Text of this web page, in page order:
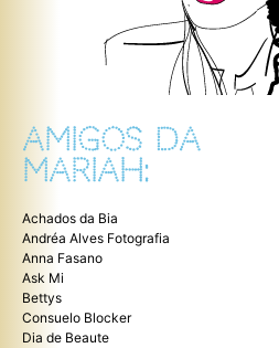
AMIGOS DA
MARIAH:
Achados da Bia
Andréa Alves Fotografia
Anna Fasano
Ask Mi
Bettys
Consuelo Blocker
Dia de Beaute